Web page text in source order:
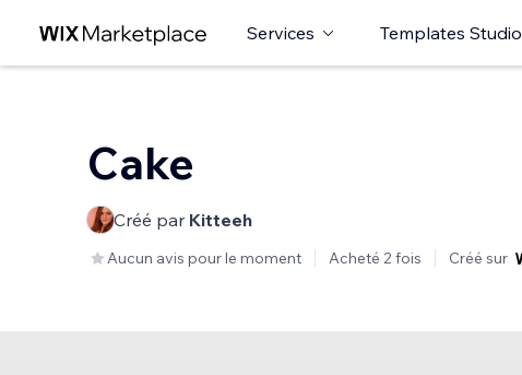
Services Templates Studio
Cake
Créé par Kitteeh
Aucun avis pour le moment Acheté 2 fois Créé sur